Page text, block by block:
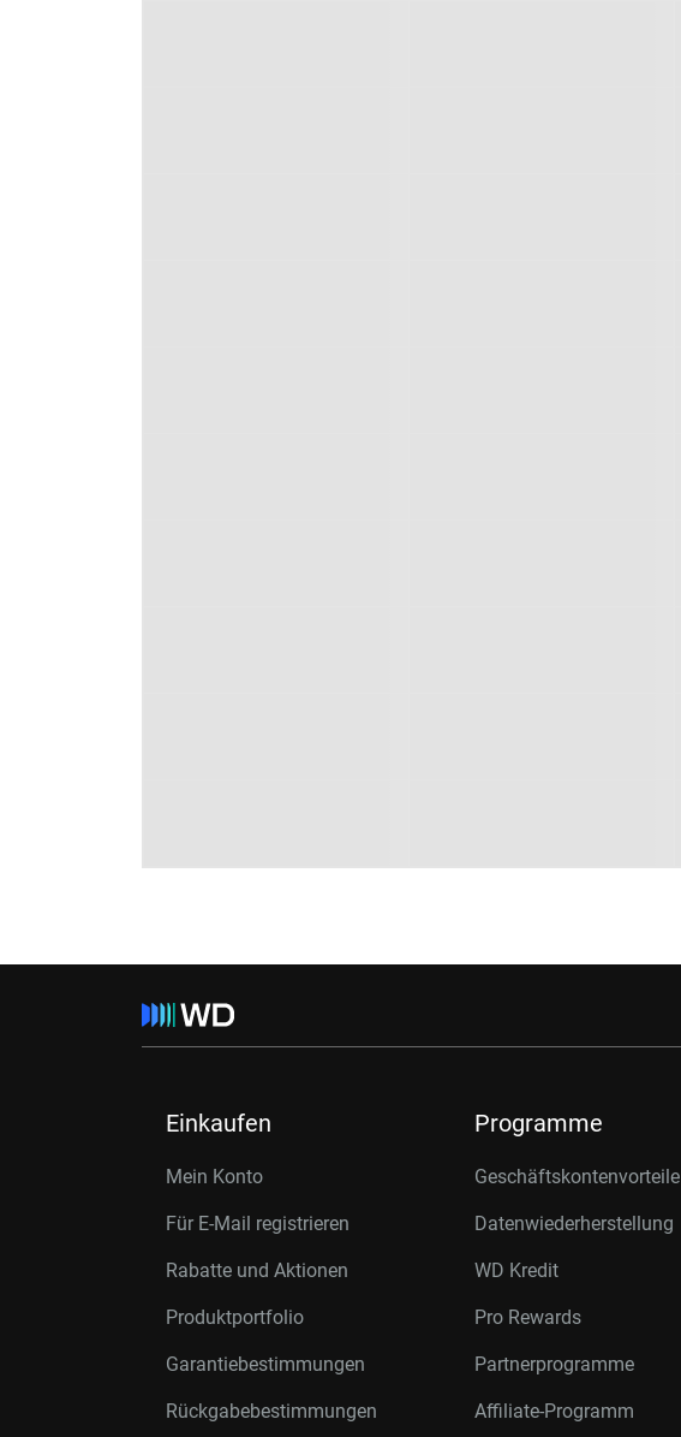
Einkaufen
Mein Konto
Für E-Mail registrieren
Rabatte und Aktionen
Produktportfolio
Garantiebestimmungen
Rückgabebestimmungen
Programme
Geschäftskontenvorteile
Datenwiederherstellung
WD Kredit
Pro Rewards
Partnerprogramme
Affiliate-Programm